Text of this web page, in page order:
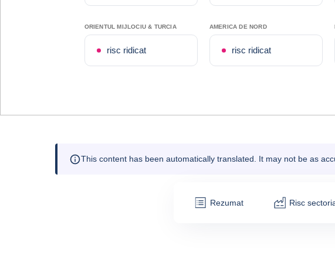
ORIENTUL MIJLOCIU & TURCIA
risc ridicat
AMERICA DE NORD
risc ridicat
This content has been automatically translated. It may not be as
Rezumat Risc